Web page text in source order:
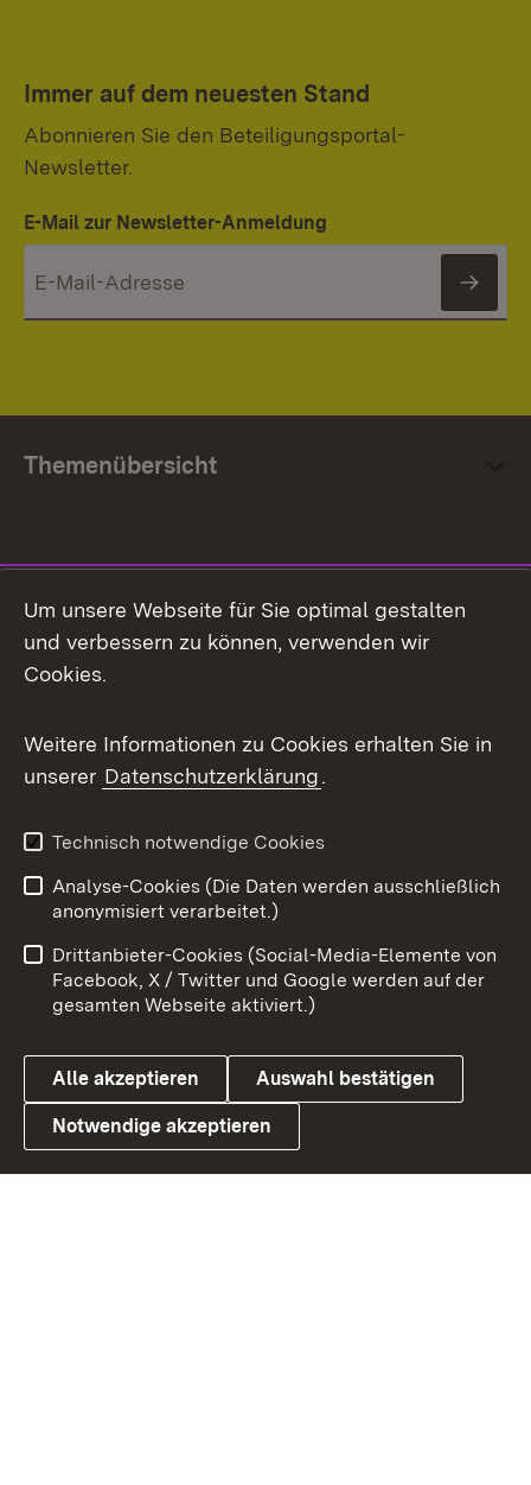
Immer auf dem neuesten Stand
Abonnieren Sie den Beteiligungsportal-
Newsletter.
E-Mail zur Newsletter-Anmeldung
Themenübersicht
Facebook
X / Twitter
Youtube
Link zum Landesportal
Impressum
Kontakt
Barrierefreiheit
Datenschutz
Cookies
Um unsere Webseite für Sie optimal gestalten
und verbessern zu können, verwenden wir
Cookies.
Weitere Informationen zu Cookies erhalten Sie in
unserer Datenschutzerklärung.
Technisch notwendige Cookies
Analyse-Cookies (Die Daten werden ausschließlich
anonymisiert verarbeitet.)
Drittanbieter-Cookies (Social-Media-Elemente von
Facebook, X / Twitter und Google werden auf der
gesamten Webseite aktiviert.)
Alle akzeptieren Auswahl bestätigen
Notwendige akzeptieren